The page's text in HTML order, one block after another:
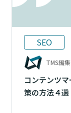
SEO
TMS編
コンテンツ
策の方法４選